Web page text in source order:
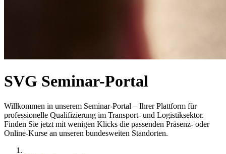
SVG Seminar-Portal
Willkommen in unserem Seminar-Portal – Ihrer Plattform für
professionelle Qualifizierung im Transport- und Logistiksektor.
Finden Sie jetzt mit wenigen Klicks die passenden Präsenz- oder
Online-Kurse an unseren bundesweiten Standorten.